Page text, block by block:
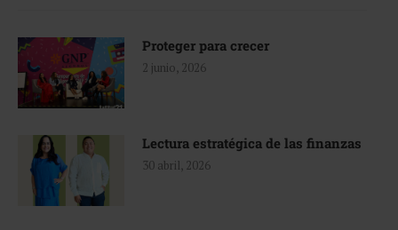
Proteger para crecer
2 junio, 2026
Lectura estratégica de las finanzas
30 abril, 2026